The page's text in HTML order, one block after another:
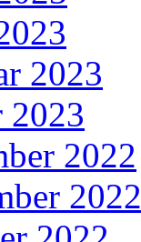
2023
2023
2022
2022